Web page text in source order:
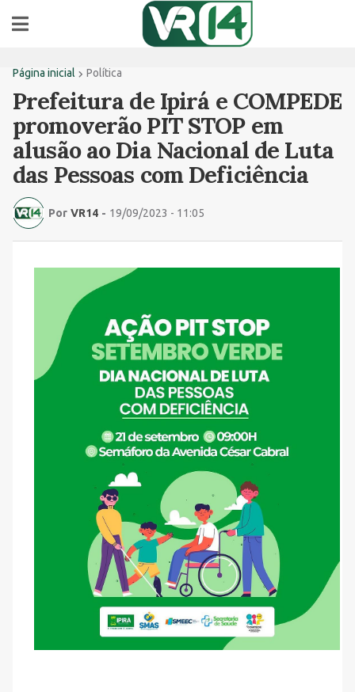
Página inicial Política
Prefeitura de Ipirá e COMPEDE
promoverão PIT STOP em
alusão ao Dia Nacional de Luta
das Pessoas com Deficiência
Por VR14 - 19/09/2023 - 11:05